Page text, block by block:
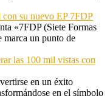
con su nuevo EP 7FDP
«7FDP (Siete Formas
marca un punto de
las 100 mil vistas con
en un éxito
en el símbolo